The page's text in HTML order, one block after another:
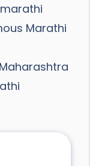
Marathi
Maharashtra